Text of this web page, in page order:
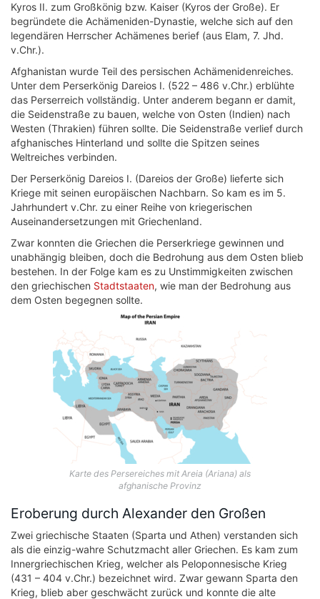
Kyros II. zum Großkönig bzw. Kaiser (Kyros der Große). Er
begründete die Achämeniden-Dynastie, welche sich auf den
legendären Herrscher Achämenes berief (aus Elam, 7. Jhd.
v.Chr.).
Afghanistan wurde Teil des persischen Achämenidenreiches.
Unter dem Perserkönig Dareios I. (522 – 486 v.Chr.) erblühte
das Perserreich vollständig. Unter anderem begann er damit,
die Seidenstraße zu bauen, welche von Osten (Indien) nach
Westen (Thrakien) führen sollte. Die Seidenstraße verlief durch
afghanisches Hinterland und sollte die Spitzen seines
Weltreiches verbinden.
Der Perserkönig Dareios I. (Dareios der Große) lieferte sich
Kriege mit seinen europäischen Nachbarn. So kam es im 5.
Jahrhundert v.Chr. zu einer Reihe von kriegerischen
Auseinandersetzungen mit Griechenland.
Zwar konnten die Griechen die Perserkriege gewinnen und
unabhängig bleiben, doch die Bedrohung aus dem Osten blieb
bestehen. In der Folge kam es zu Unstimmigkeiten zwischen
den griechischen Stadtstaaten, wie man der Bedrohung aus
dem Osten begegnen sollte.
Karte des Persereiches mit Areia (Ariana) als
afghanische Provinz
Eroberung durch Alexander den Großen
Zwei griechische Staaten (Sparta und Athen) verstanden sich
als die einzig-wahre Schutzmacht aller Griechen. Es kam zum
Innergriechischen Krieg, welcher als Peloponnesische Krieg
(431 – 404 v.Chr.) bezeichnet wird. Zwar gewann Sparta den
Krieg, blieb aber geschwächt zurück und konnte die alte